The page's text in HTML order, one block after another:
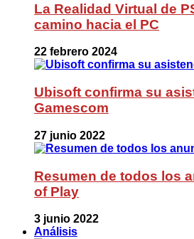
La Realidad Virtual de
camino hacia el PC
22 febrero 2024
Ubisoft confirma su
Gamescom
27 junio 2022
Resumen de todos los
of Play
3 junio 2022
Análisis